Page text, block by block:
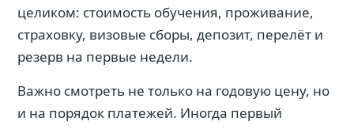
целиком: стоимость обучения, проживание,
страховку, визовые сборы, депозит, перелёт и
резерв на первые недели.
Важно смотреть не только на годовую цену, но
и на порядок платежей. Иногда первый